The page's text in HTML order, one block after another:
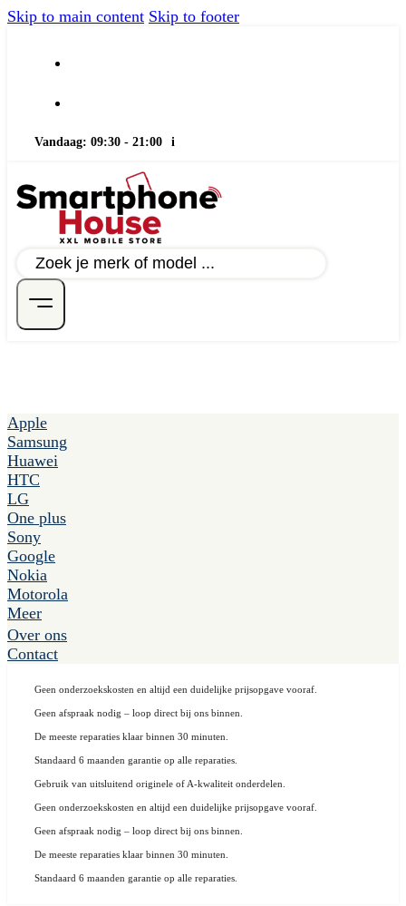
Skip to main content Skip to footer
Vandaag: 09:30 - 21:00 i
Apple
Samsung
Huawei
HTC
LG
One plus
Sony
Google
Nokia
Motorola
Meer
Over ons
Contact
Geen onderzoekskosten en altijd een duidelijke prijsopgave vooraf.
Geen afspraak nodig – loop direct bij ons binnen.
De meeste reparaties klaar binnen 30 minuten.
Standaard 6 maanden garantie op alle reparaties.
Gebruik van uitsluitend originele of A-kwaliteit onderdelen.
Geen onderzoekskosten en altijd een duidelijke prijsopgave vooraf.
Geen afspraak nodig – loop direct bij ons binnen.
De meeste reparaties klaar binnen 30 minuten.
Standaard 6 maanden garantie op alle reparaties.